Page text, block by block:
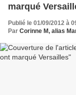
marqué
Publié le 01/09/2012 à
Par Corinne M, alias